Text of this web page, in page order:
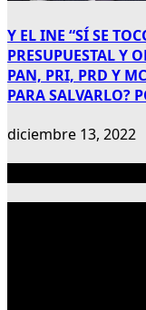
Y EL INE “SÍ SE
PRESUPUESTAL Y
PAN, PRI, PRD Y
PARA SALVARLO?
diciembre 13, 2022